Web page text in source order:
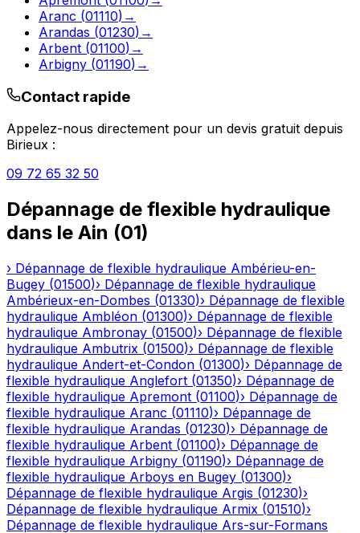
Aranc (01110) →
Arandas (01230) →
Arbent (01100) →
Arbigny (01190) →
Contact rapide
Appelez-nous directement pour un devis gratuit depuis
Birieux :
09 72 65 32 50
Dépannage de flexible hydraulique
dans le Ain (01)
› Dépannage de flexible hydraulique Ambérieu-en-
Bugey (01500)› Dépannage de flexible hydraulique
Ambérieux-en-Dombes (01330)› Dépannage de flexible
hydraulique Ambléon (01300)› Dépannage de flexible
hydraulique Ambronay (01500)› Dépannage de flexible
hydraulique Ambutrix (01500)› Dépannage de flexible
hydraulique Andert-et-Condon (01300)› Dépannage de
flexible hydraulique Anglefort (01350)› Dépannage de
flexible hydraulique Apremont (01100)› Dépannage de
flexible hydraulique Aranc (01110)› Dépannage de
flexible hydraulique Arandas (01230)› Dépannage de
flexible hydraulique Arbent (01100)› Dépannage de
flexible hydraulique Arbigny (01190)› Dépannage de
flexible hydraulique Arboys en Bugey (01300)›
Dépannage de flexible hydraulique Argis (01230)›
Dépannage de flexible hydraulique Armix (01510)›
Dépannage de flexible hydraulique Ars-sur-Formans